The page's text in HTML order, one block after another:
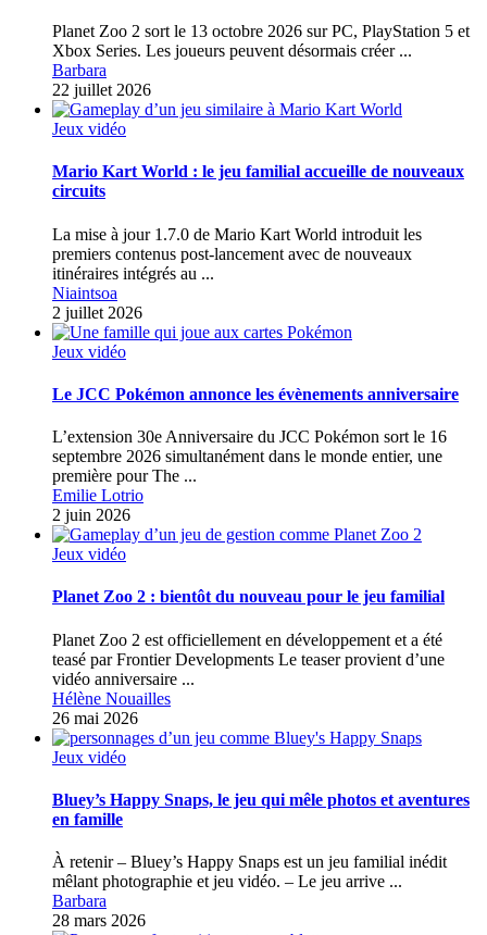
Planet Zoo 2 sort le 13 octobre 2026 sur PC, PlayStation 5 et
Xbox Series. Les joueurs peuvent désormais créer ...
Barbara
22 juillet 2026
Jeux vidéo
Mario Kart World : le jeu familial accueille de nouveaux
circuits
La mise à jour 1.7.0 de Mario Kart World introduit les
premiers contenus post-lancement avec de nouveaux
itinéraires intégrés au ...
Niaintsoa
2 juillet 2026
Jeux vidéo
Le JCC Pokémon annonce les évènements anniversaire
L’extension 30e Anniversaire du JCC Pokémon sort le 16
septembre 2026 simultanément dans le monde entier, une
première pour The ...
Emilie Lotrio
2 juin 2026
Jeux vidéo
Planet Zoo 2 : bientôt du nouveau pour le jeu familial
Planet Zoo 2 est officiellement en développement et a été
teasé par Frontier Developments Le teaser provient d’une
vidéo anniversaire ...
Hélène Nouailles
26 mai 2026
Jeux vidéo
Bluey’s Happy Snaps, le jeu qui mêle photos et aventures
en famille
À retenir – Bluey’s Happy Snaps est un jeu familial inédit
mêlant photographie et jeu vidéo. – Le jeu arrive ...
Barbara
28 mars 2026